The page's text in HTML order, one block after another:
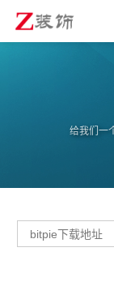
给我们一
bitpie下载地址